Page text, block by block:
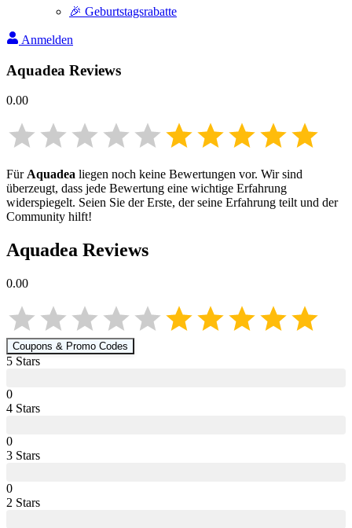
🎉 Geburtstagsrabatte
Anmelden
Aquadea Reviews
0.00
FürAquadea liegen noch keine Bewertungen vor. Wir sind
überzeugt, dass jede Bewertung eine wichtige Erfahrung
widerspiegelt. Seien Sie der Erste, der seine Erfahrung teilt und der
Community hilft!
Aquadea Reviews
0.00
Coupons & Promo Codes
5 Stars
0
4 Stars
0
3 Stars
0
2 Stars